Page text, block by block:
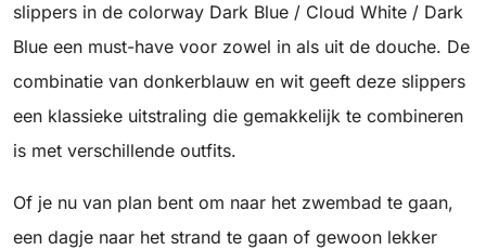
slippers in de colorway Dark Blue / Cloud White / Dark
Blue een must-have voor zowel in als uit de douche. De
combinatie van donkerblauw en wit geeft deze slippers
een klassieke uitstraling die gemakkelijk te combineren
is met verschillende outfits.
Of je nu van plan bent om naar het zwembad te gaan,
een dagje naar het strand te gaan of gewoon lekker